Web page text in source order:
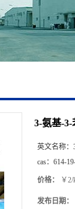
3-氨基-3-
英文名称：
cas： 614-
价格： ￥2/
发布日期：